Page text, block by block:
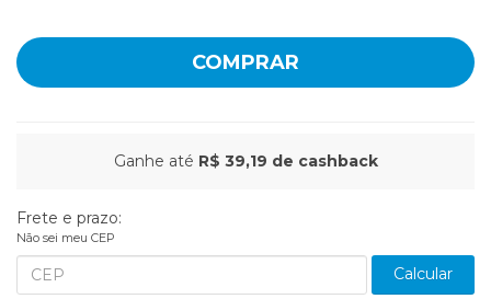
COMPRAR
Ganhe até R$ 39,19 de cashback
Frete e prazo:
Não sei meu CEP
Calcular